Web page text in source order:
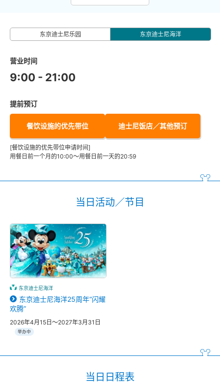
东京迪士尼乐园 东京迪士尼海洋
营业时间
9:00 - 21:00
提前预订
餐饮设施的优先带位 迪士尼饭店／其他预订
[餐饮设施的优先带位申请时间]
用餐日前一个月的10:00～用餐日前一天的20:59
当日活动／节目
东京迪士尼海洋
东京迪士尼海洋25周年“闪耀
欢腾”
2026年4月15日～2027年3月31日
举办中
当日日程表